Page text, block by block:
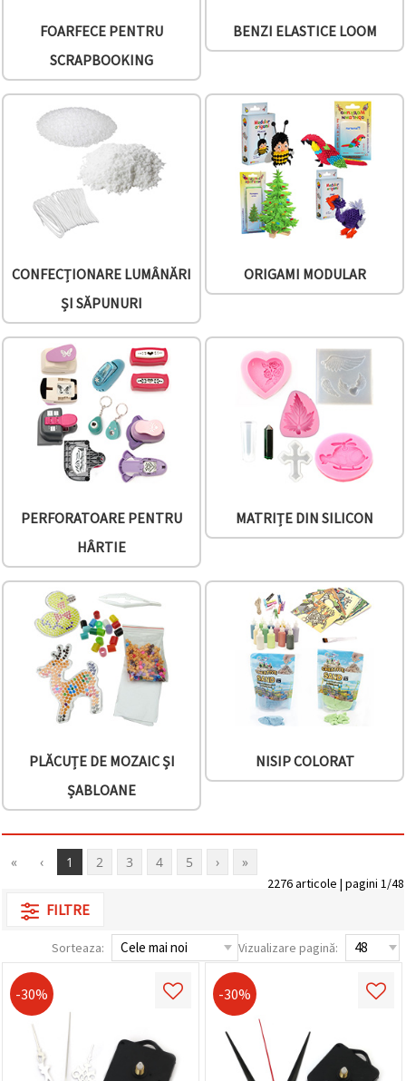
"Salvați"
Аcceptati
Setări
FOARFECE PENTRU
SCRAPBOOKING
BENZI ELASTICE LOOM
CONFECȚIONARE LUMÂNĂRI
ȘI SĂPUNURI
ORIGAMI MODULAR
PERFORATOARE PENTRU
HÂRTIE
MATRIȚE DIN SILICON
PLĂCUȚE DE MOZAIC ȘI
ȘABLOANE
NISIP COLORAT
« ‹ 1 2 3 4 5 › »
2276 articole | pagini 1/48
FILTRE
Sorteaza: Vizualizare pagină:
-30% -30%